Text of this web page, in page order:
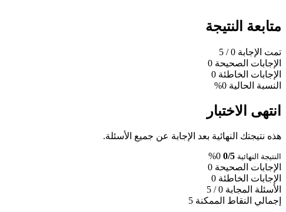
متابعة النتيجة
تمت الإجابة 0
/ 5
الإجابات الصحيحة 0
الإجابات الخاطئة 0
النسبة الحالية 0%
انتهى الاختبار
هذه نتيجتك النهائية بعد الإجابة عن جميع الأسئلة.
النتيجة النهائية 0/5
0%
الإجابات الصحيحة 0
الإجابات الخاطئة 0
الأسئلة المجابة 0 / 5
إجمالي النقاط الممكنة 5